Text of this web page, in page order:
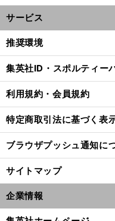
サービス
推奨環境
集英社ID・スポルティー
利用規約・会員規約
特定商取引法に基づく表
ブラウザプッシュ通知に
サイトマップ
企業情報